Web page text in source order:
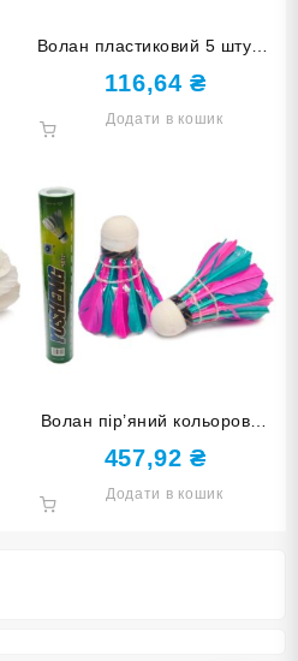
Волан пластиковий 5 штук в
упаковці SY-5C
116,64₴
Додати в кошик
Волан пір’яний кольоровий
YUSHENG 12 штук в
упаковці 555
457,92₴
Додати в кошик